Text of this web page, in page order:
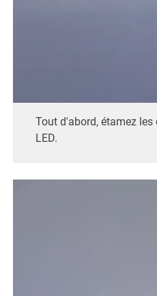
Tout d'abord, étamez
LED.